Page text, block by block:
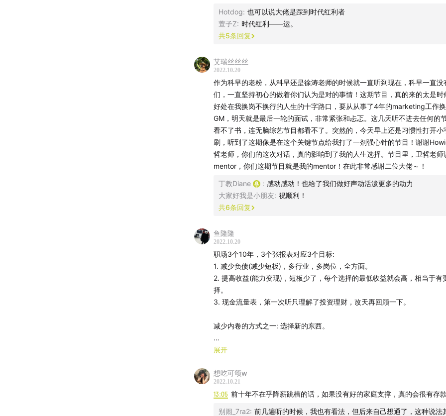
No Signals - Marten Moses
幕后制作
监制：信宇
后期：Luke
运营：陈太太
封面设计：饭团
关于节目
原「硅谷早知道」，全新改版后为「What's Next｜科技早知道」。放眼
聚焦科技发展，关注商业格局变化。
欢迎加入
声动胡同会员计划
订阅方式：
国内支付渠道（年付）
国外支付渠道（月付）
「声动胡同」是以声动活泼北京办公室所在的前永康胡同为灵感，为喜
听众打造的一款社区产品。我们希望在这样的社区里，能让有价值共识
们在此获得更多源源不断的思考养料，彼此支持和成长。如果你加入成
街坊，将获得以下与我们保持更亲密连接的机会：
每周三封 newsletter 形式的「胡同来信」，获得更多节目之外的信息
事。胡同来信试读：
「教主来信｜像记账一样，记下你花出去的时间」
每季度举办一场线上或线下活动，例如已举办了三期的
你也可以在邮件中和我们讨论或询问任何事，我们都会一一邮件回复。
关于声动活泼
「用声音碰撞世界」，声动活泼致力于为人们提供源源不断的思考养料。
我们还有这些播客：声东击西 、What's Next｜科技早知道 、声动早
Hotdog: 也可以说大佬是踩到时代红利者
萱子Z: 时代红利——运。
共5条回复
艾瑞丝丝丝
2022.10.20
作为科早的老粉，从科早还是徐涛老师的时候就一直听到现在，科早一直没
们，一直坚持初心的做着你们认为是对的事情！这期节目，真的来的太是时
好处在我换岗不换行的人生的十字路口，要从从事了4年的marketing工作
GM，明天就是最后一轮的面试，非常紧张和忐忑。这几天听不进去任何的
看不了书，连无脑综艺节目都看不了。突然的，今天早上还是习惯性打开小
刷，听到了这期像是在这个关键节点给我打了一剂强心针的节目！谢谢
哲老师，你们的这次对话，真的影响到了我的人生选择。节目里，卫哲老师
mentor，你们这期节目就是我的mentor！在此非常感谢二位大佬～！
丁教Diane : 感动感动！也给了我们做好声动活泼更多的动力
大家好我是小朋友: 祝顺利！
共6条回复
鱼隆隆
2022.10.20
​职场3个10年，3个张报表对应3个目标:
​1. 减少负债(减少短板)，多行业，多岗位，全方面。
​2. 提高收益(能力变现)，短板少了，每个选择的最低收益就会高，相当于有
择。
​3. 现金流量表，第一次听只理解了投资理财，改天再回顾一下。
​减少内卷的方式之一: 选择新的东西。
管理碎片化时间最佳方式是消灭它，不要置身于过度琐碎的时间里，不利于
关于消灭碎片化时间想到了之前学的: ​做事情/时间规划，按紧急和重要象限:
​1. 减少紧急重要的事
​2. 外包紧急不重要的事
展开
想吃可颂w
2022.10.21
13:05 前十年不在乎降薪跳槽的话，如果没有好的家庭支撑，真的会很有存款
别闹_7ra2: 前几遍听的时候，我也有看法，但后来自己想通了，这种说法